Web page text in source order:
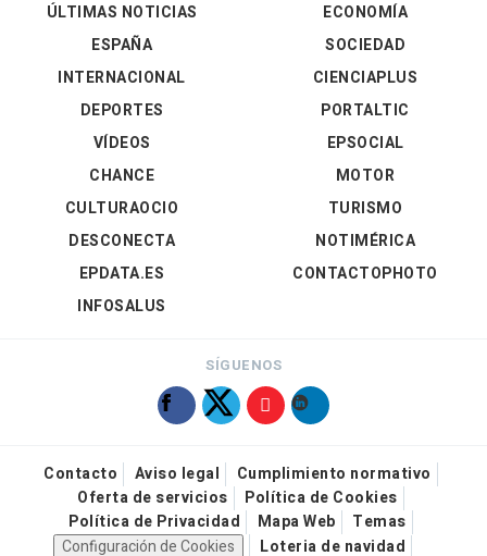
ÚLTIMAS NOTICIAS
ESPAÑA
INTERNACIONAL
DEPORTES
VÍDEOS
ECONOMÍA
SOCIEDAD
CIENCIAPLUS
PORTALTIC
EPSOCIAL
CHANCE
CULTURAOCIO
DESCONECTA
EPDATA.ES
INFOSALUS
MOTOR
TURISMO
NOTIMÉRICA
CONTACTOPHOTO
SÍGUENOS
Contacto Aviso legal
Cumplimiento normativo
Oferta de servicios
Política de Cookies
Política de Privacidad
Mapa Web
Temas
Configuración de Cookies
Loteria de navidad